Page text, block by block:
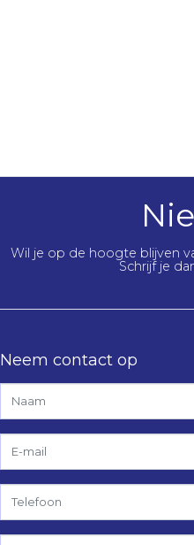
Wil je op de hoogte blijven
Schrijf je
Neem contact op